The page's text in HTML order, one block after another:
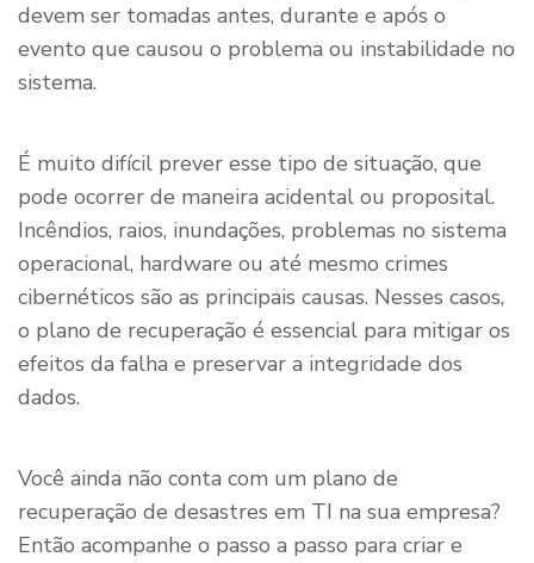
devem ser tomadas antes, durante e após o
evento que causou o problema ou instabilidade no
sistema.
É muito difícil prever esse tipo de situação, que
pode ocorrer de maneira acidental ou proposital.
Incêndios, raios, inundações, problemas no sistema
operacional, hardware ou até mesmo crimes
cibernéticos são as principais causas. Nesses casos,
o plano de recuperação é essencial para mitigar os
efeitos da falha e preservar a integridade dos
dados.
Você ainda não conta com um plano de
recuperação de desastres em TI na sua empresa?
Então acompanhe o passo a passo para criar e